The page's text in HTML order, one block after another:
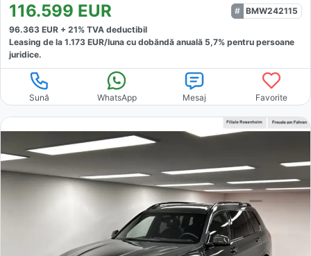
116.599 EUR
BMW242115
96.363 EUR + 21% TVA deductibil
Leasing de la 1.173 EUR/luna cu dobăndă anuală 5,7% pentru persoane
juridice.
Sună WhatsApp Mesaj Favorite